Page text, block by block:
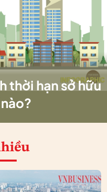
thời hạn sở hữu